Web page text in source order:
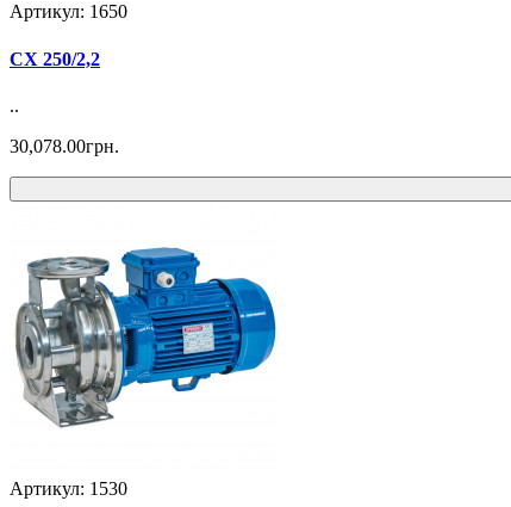
Артикул: 1650
CX 250/2,2
..
30,078.00грн.
Артикул: 1530